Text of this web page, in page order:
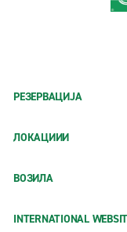
РЕЗЕРВАЦИЈА
ЛОКАЦИИИ
ВОЗИЛА
INTERNATIONAL